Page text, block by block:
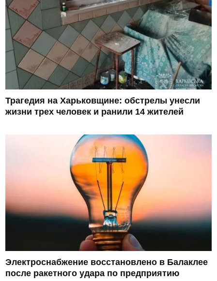
Трагедия на Харьковщине: обстрелы унесли
жизни трех человек и ранили 14 жителей
Электроснабжение восстановлено в Балаклее
после ракетного удара по предприятию